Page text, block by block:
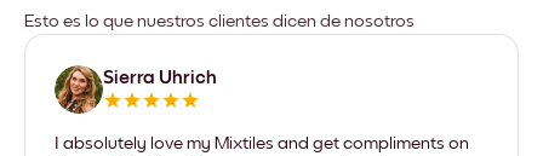
Esto es lo que nuestros clientes dicen de nosotros
Sierra Uhrich
I absolutely love my Mixtiles and get compliments on